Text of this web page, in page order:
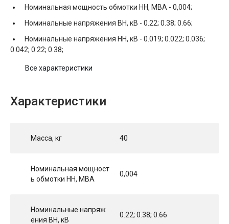
Номинальная мощность обмотки НН, МВА - 0,004;
Номинальные напряжения ВН, кВ - 0.22; 0.38; 0.66;
Номинальные напряжения НН, кВ - 0.019; 0.022; 0.036;
0.042; 0.22; 0.38;
Все характеристики
Характеристики
Масса, кг 40
Номинальная мощност
ь обмотки НН, МВА
0,004
Номинальные напряж
ения ВН, кВ
0.22; 0.38; 0.66